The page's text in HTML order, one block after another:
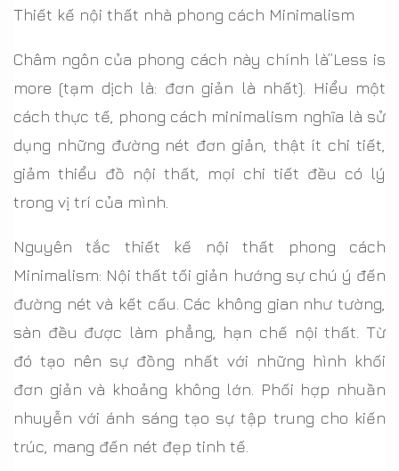
Thiết kế nội thất nhà phong cách Minimalism
Châm ngôn của phong cách này chính là”Less is
more (tạm dịch là: đơn giản là nhất). Hiểu một
cách thực tế, phong cách minimalism nghĩa là sử
dụng những đường nét đơn giản, thật ít chi tiết,
giảm thiểu đồ nội thất, mọi chi tiết đều có lý
trong vị trí của mình.
Nguyên tắc thiết kế nội thất phong cách
Minimalism: Nội thất tối giản hướng sự chú ý đến
đường nét và kết cấu. Các không gian như tường,
sàn đều được làm phẳng, hạn chế nội thất. Từ
đó tạo nên sự đồng nhất với những hình khối
đơn giản và khoảng không lớn. Phối hợp nhuần
nhuyễn với ánh sáng tạo sự tập trung cho kiến
trúc, mang đến nét đẹp tinh tế.